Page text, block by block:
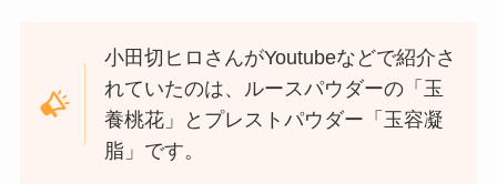
小田切ヒロさんがYoutubeなどで紹介さ
れていたのは、ルースパウダーの「玉
養桃花」とプレストパウダー「玉容凝
脂」です。